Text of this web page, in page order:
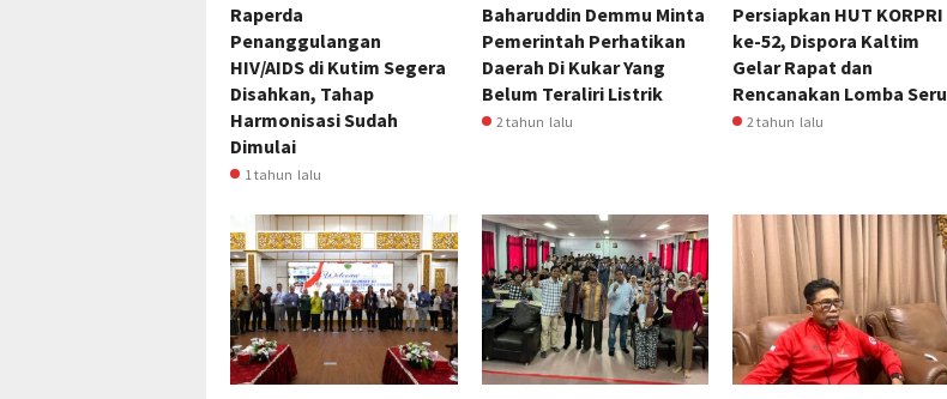
Raperda
Penanggulangan
HIV/AIDS di Kutim Segera
Disahkan, Tahap
Harmonisasi Sudah
Dimulai
1 tahun lalu
Baharuddin Demmu Minta
Pemerintah Perhatikan
Daerah Di Kukar Yang
Belum Teraliri Listrik
2 tahun lalu
Persiapkan HUT KORPRI
ke-52, Dispora Kaltim
Gelar Rapat dan
Rencanakan Lomba Seru
2 tahun lalu